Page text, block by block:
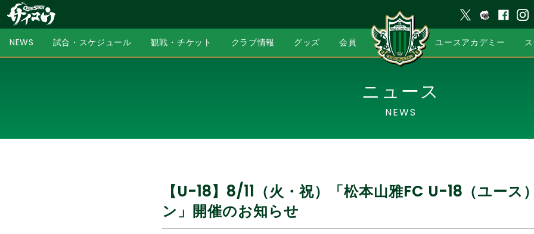
NEWS 試合・スケジュール 観戦・チケット クラブ情報 グッズ 会員 ユースアカデミー
ニュース
NEWS
【U-18】8/11（火・祝）「松本山雅FC U-18（ユース
ン」開催のお知らせ